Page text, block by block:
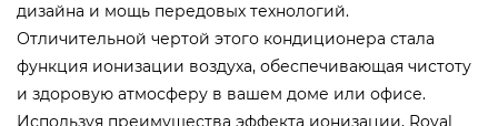
дизайна и мощь передовых технологий.
Отличительной чертой этого кондиционера стала
функция ионизации воздуха, обеспечивающая чистоту
и здоровую атмосферу в вашем доме или офисе.
Используя преимущества эффекта ионизации, Royal